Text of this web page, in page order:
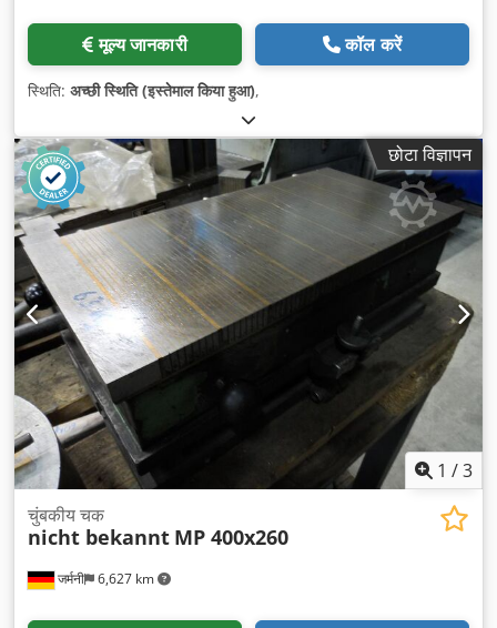
मूल्य जानकारी कॉल करें
स्थिति: अच्छी स्थिति (इस्तेमाल किया हुआ),
छोटा विज्ञापन
1 /3
जर्मनी 6,627 km
चुंबकीय चक
nicht bekannt MP 400x260